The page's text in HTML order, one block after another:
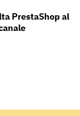
PrestaShop al